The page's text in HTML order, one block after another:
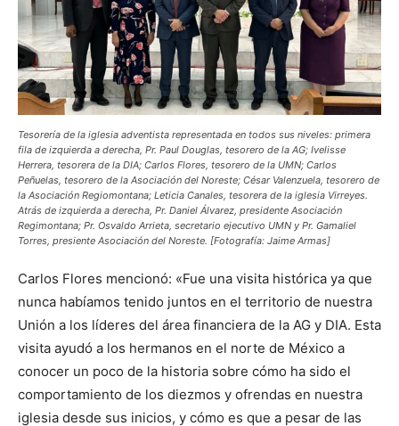
Tesorería de la iglesia adventista representada en todos sus niveles: primera
fila de izquierda a derecha, Pr. Paul Douglas, tesorero de la AG; Ivelisse
Herrera, tesorera de la DIA; Carlos Flores, tesorero de la UMN; Carlos
Peñuelas, tesorero de la Asociación del Noreste; César Valenzuela, tesorero de
la Asociación Regiomontana; Leticia Canales, tesorera de la iglesia Virreyes.
Atrás de izquierda a derecha, Pr. Daniel Álvarez, presidente Asociación
Regimontana; Pr. Osvaldo Arrieta, secretario ejecutivo UMN y Pr. Gamaliel
Torres, presiente Asociación del Noreste. [Fotografía: Jaime Armas]
Carlos Flores mencionó: «Fue una visita histórica ya que
nunca habíamos tenido juntos en el territorio de nuestra
Unión a los líderes del área financiera de la AG y DIA. Esta
visita ayudó a los hermanos en el norte de México a
conocer un poco de la historia sobre cómo ha sido el
comportamiento de los diezmos y ofrendas en nuestra
iglesia desde sus inicios, y cómo es que a pesar de las